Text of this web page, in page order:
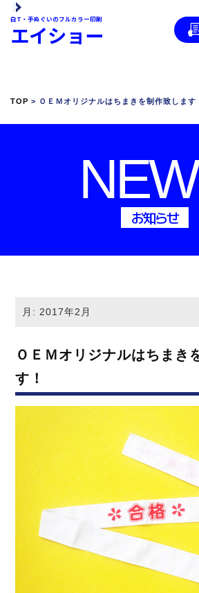
白T・手ぬぐいのフルカラー印刷
エイショー
TOP > ＯＥＭオリジナルはちまきを制作致します
お知らせ
月: 2017年2月
ＯＥＭオリジナルはちまき
す！